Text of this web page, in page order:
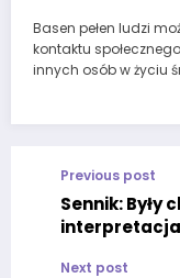
Basen pełen ludzi
kontaktu
innych osób w życiu
Previous post
Sennik: Były
interpretacja
Next post